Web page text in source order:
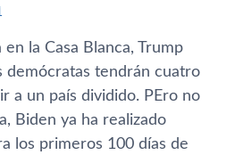
la Casa Blanca, Trump
demócratas tendrán cuatro
a un país dividido. PEro no
Biden ya ha realizado
los primeros 100 días de